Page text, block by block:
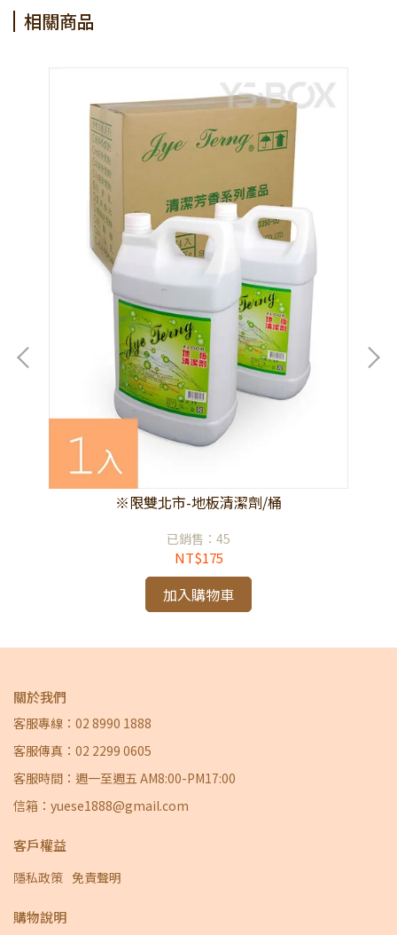
相關商品
※限雙北市-地板清潔劑/桶
已銷售：45
NT$175
加入購物車
關於我們
客服專線：02 8990 1888
客服傳真：02 2299 0605
客服時間：週一至週五 AM8:00-PM17:00
信箱：yuese1888@gmail.com
客戶權益
隱私政策 免責聲明
購物說明